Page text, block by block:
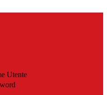
Utente